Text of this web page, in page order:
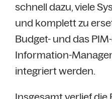
schnell dazu, viele
und komplett zu
Budget- und das
Information-
integriert werden.